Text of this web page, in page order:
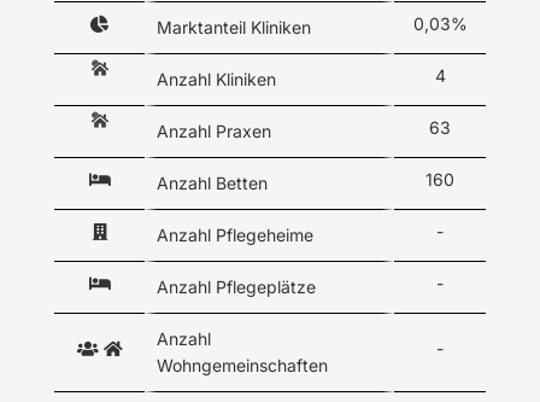
Marktanteil Kliniken 0,03%
Anzahl Kliniken 4
Anzahl Praxen 63
Anzahl Betten 160
Anzahl Pflegeheime -
Anzahl Pflegeplätze -
Anzahl
Wohngemeinschaften
-